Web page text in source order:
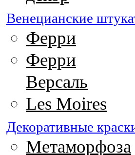
Венецианские
Ферри
Ферри
Версаль
Les Moires
Декоративные
Метаморфоза